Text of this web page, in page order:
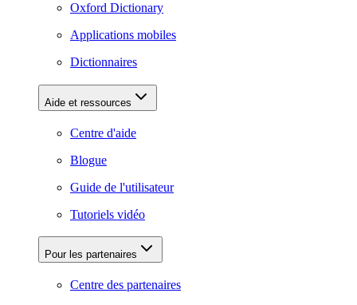
Oxford Dictionary
Applications mobiles
Dictionnaires
Aide et ressources
Centre d'aide
Blogue
Guide de l'utilisateur
Tutoriels vidéo
Pour les partenaires
Centre des partenaires